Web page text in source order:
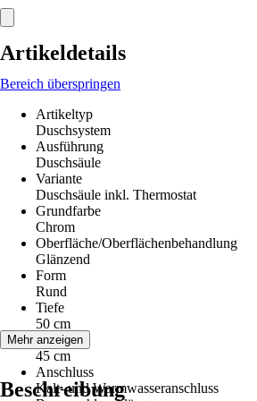
Artikeldetails
Bereich überspringen
Artikeltyp
Duschsystem
Ausführung
Duschsäule
Variante
Duschsäule inkl. Thermostat
Grundfarbe
Chrom
Oberfläche/Oberflächenbehandlung
Glänzend
Form
Rund
Tiefe
50 cm
Breite
45 cm
Anschluss
Kalt- und Warmwasseranschluss
Mehr anzeigen
Beschreibung